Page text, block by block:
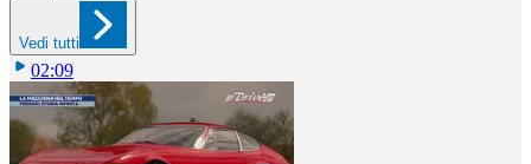
Vedi tutti
02:09